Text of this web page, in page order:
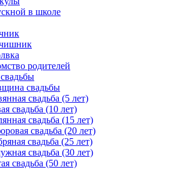
в школе
родителей
свадьбы
свадьба (5 лет)
свадьба (10 лет)
свадьба (15 лет)
свадьба (20 лет)
свадьба (25 лет)
свадьба (30 лет)
свадьба (50 лет)